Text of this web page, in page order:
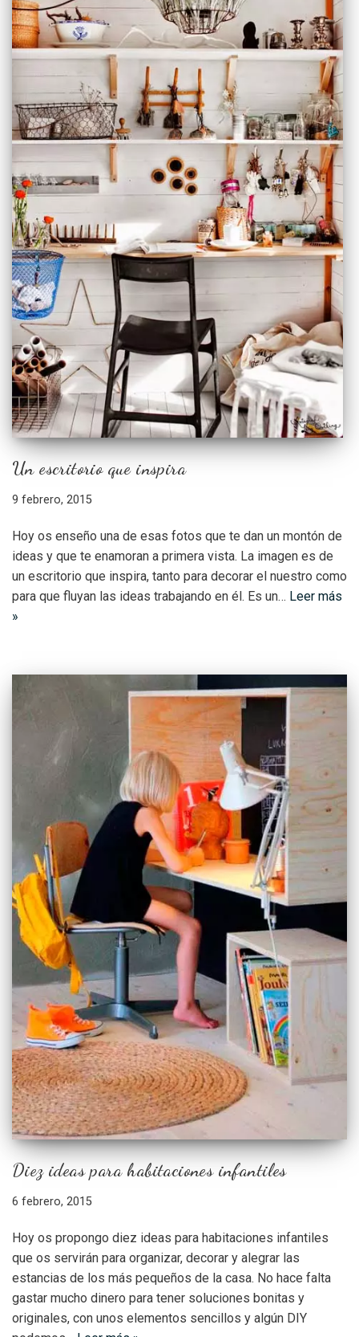
Un escritorio que inspira
9 febrero, 2015
Hoy os enseño una de esas fotos que te dan un montón de
ideas y que te enamoran a primera vista. La imagen es de
un escritorio que inspira, tanto para decorar el nuestro como
para que fluyan las ideas trabajando en él. Es un… Leer más
»
Diez ideas para habitaciones infantiles
6 febrero, 2015
Hoy os propongo diez ideas para habitaciones infantiles
que os servirán para organizar, decorar y alegrar las
estancias de los más pequeños de la casa. No hace falta
gastar mucho dinero para tener soluciones bonitas y
originales, con unos elementos sencillos y algún DIY